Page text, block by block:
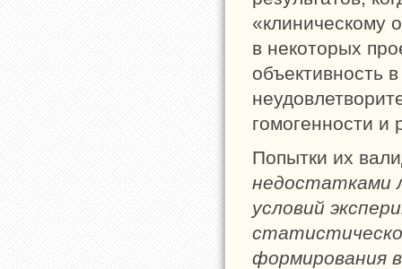
«клиническому
в некоторых
объективность
гомогенности и
Попытки их
недостатками
условий
формирования